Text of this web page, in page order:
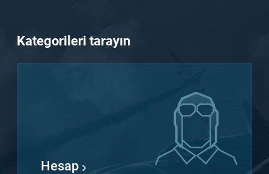
Kategorileri tarayın
Hesap